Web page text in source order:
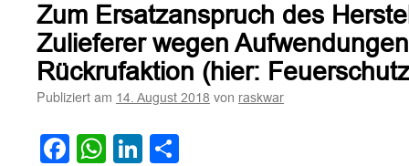
Zum Ersatzanspruch des
Zulieferer wegen
Rückrufaktion (hier:
Publiziert am 14. August 2018 von raskwar
Facebook
WhatsApp
LinkedIn